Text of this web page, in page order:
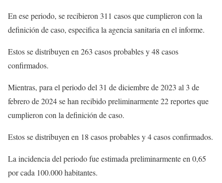
En ese periodo, se recibieron 311 casos que cumplieron con la
definición de caso, especifica la agencia sanitaria en el informe.
Estos se distribuyen en 263 casos probables y 48 casos
confirmados.
Mientras, para el periodo del 31 de diciembre de 2023 al 3 de
febrero de 2024 se han recibido preliminarmente 22 reportes que
cumplieron con la definición de caso.
Estos se distribuyen en 18 casos probables y 4 casos confirmados.
La incidencia del periodo fue estimada preliminarmente en 0,65
por cada 100.000 habitantes.